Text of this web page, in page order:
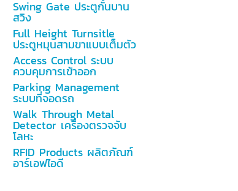
Swing Gate ประตูกั้นบาน
สวิง
Full Height Turnsitle
ประตูหมุนสามขาแบบเต็มตัว
Access Control ระบบ
ควบคุมการเข้าออก
Parking Management
ระบบที่จอดรถ
Walk Through Metal
Detector เครื่องตรวจจับ
โลหะ
RFID Products ผลิตภัณฑ์
อาร์เอฟไอดี